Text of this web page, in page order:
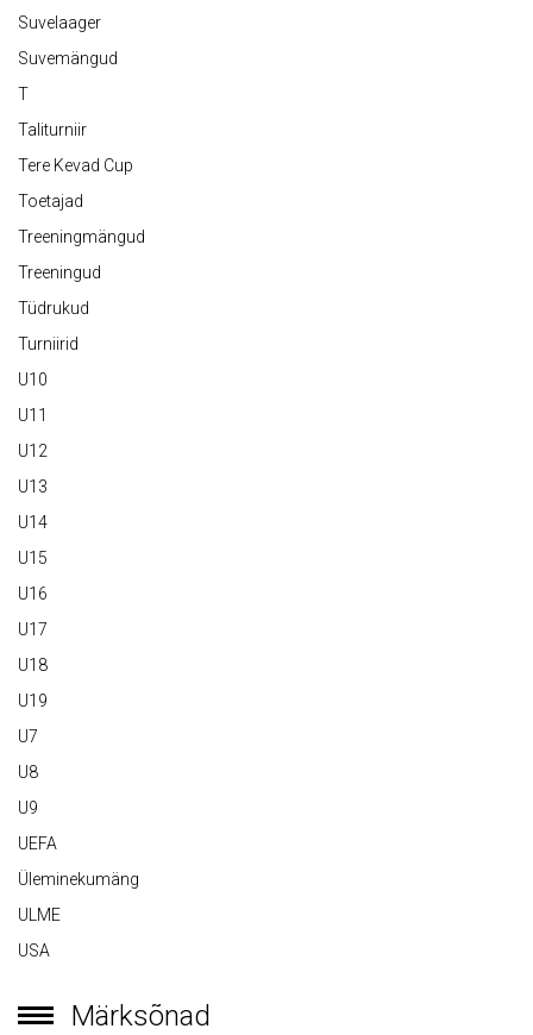
Suvelaager
Suvemängud
T
Taliturniir
Tere Kevad Cup
Toetajad
Treeningmängud
Treeningud
Tüdrukud
Turniirid
U10
U11
U12
U13
U14
U15
U16
U17
U18
U19
U7
U8
U9
UEFA
Üleminekumäng
ULME
USA
Märksõnad